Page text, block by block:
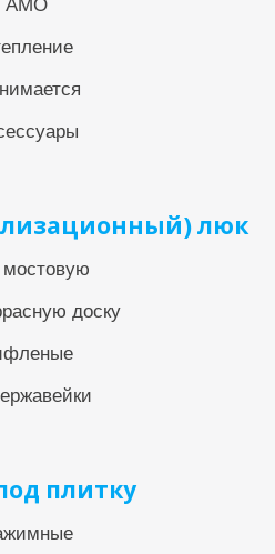
АМО
люк
доску
плитку